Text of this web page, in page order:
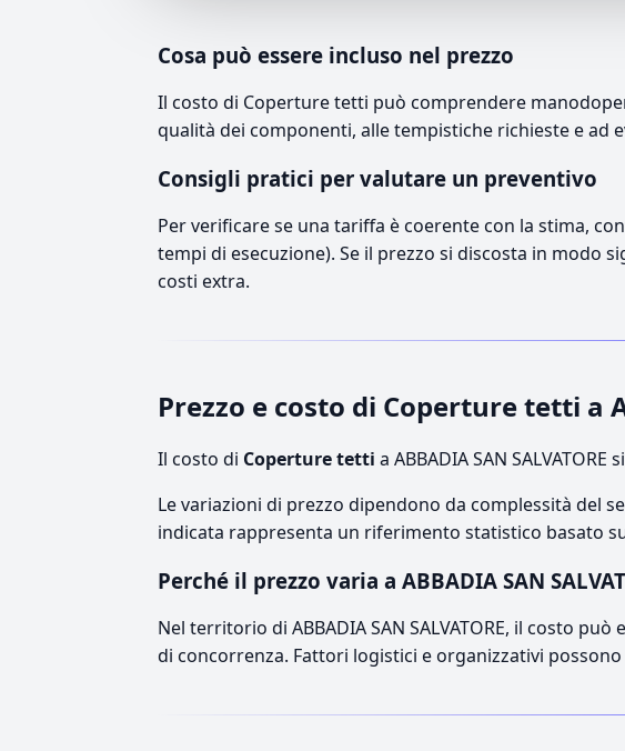
Cosa può essere incluso nel prezzo
Il costo di Coperture tetti può comprendere
qualità dei componenti, alle tempistiche richieste e
Consigli pratici per valutare un preventivo
Per verificare se una tariffa è coerente con la stima,
tempi di esecuzione). Se il prezzo si discosta in modo
costi extra.
Prezzo e costo di Coperture tetti a
Il costo di Coperture tetti a ABBADIA SAN
Le variazioni di prezzo dipendono da complessità del
indicata rappresenta un riferimento statistico basato
Perché il prezzo varia a ABBADIA SAN
Nel territorio di ABBADIA SAN SALVATORE, il costo
di concorrenza. Fattori logistici e organizzativi